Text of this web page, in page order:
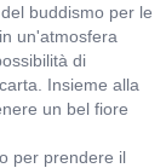
buddismo per le
un'atmosfera
di
Insieme alla
un bel fiore
per prendere il